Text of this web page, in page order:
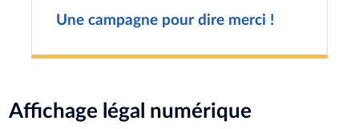
Une campagne pour dire merci !
Affichage légal numérique